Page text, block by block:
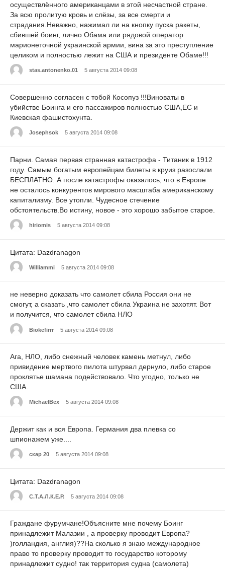
осуществлённого американцами в этой несчастной стране.
За всю пролитую кровь и слёзы, за все смерти и
страдания.Неважно, нажимал ли на кнопку пуска ракеты,
сбившей боинг, лично Обама или рядовой оператор
марионеточной украинской армии, вина за это преступление
целиком и полностью лежит на США и президенте Обаме!!!
stas.antonenko.01 5 августа 2014 09:08
Совершенно согласен с тобой Косопуз !!!Виноваты в
убийстве Боинга и его пассажиров полностью США,ЕС и
Киевская фашистохунта.
Josephsok 5 августа 2014 09:08
Парни. Самая первая странная катастрофа - Титаник в 1912
году. Самым богатым европейцам билеты в круиз разослали
БЕСПЛАТНО. А после катастрофы оказалось, что в Европе
не осталось конкурентов мирового масштаба американскому
капитализму. Все утопли. Чудесное стечение
обстоятельств.Во истину, новое - это хорошо забытое старое.
hiriomis 5 августа 2014 09:08
Цитата: Dazdranagon
Williammi 5 августа 2014 09:08
не неверно доказать что самолет сбила Россия они не
смогут, а сказать ,что самолет сбила Украина не захотят. Вот
и получится, что самолет сбила НЛО
Biokefirrr 5 августа 2014 09:08
Ага, НЛО, либо снежный человек камень метнул, либо
привидение мертвого пилота штурвал дернуло, либо старое
проклятье шамана подействовало. Что угодно, только не
США.
MichaelBex 5 августа 2014 09:08
Держит как и вся Европа. Германия два плевка со
шпионажем уже....
скар 20 5 августа 2014 09:08
Цитата: Dazdranagon
С.Т.А.Л.К.Е.Р. 5 августа 2014 09:08
Граждане фурумчане!Объясните мне почему Боинг
принадлежит Малазии , а проверку проводит Европа?
)голландия, англия)??На сколько я знаю международное
право то проверку проводит то государство которому
принадлежит судно! так территория судна (самолета)